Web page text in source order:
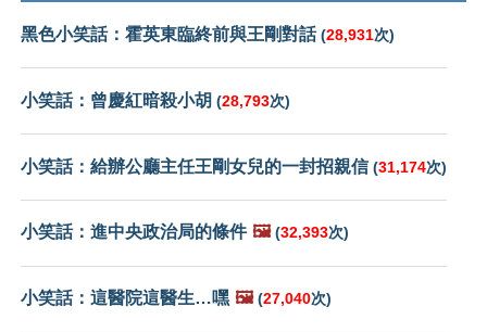
黑色小笑話：霍英東臨終前與王剛對話(28,931次)
小笑話：曾慶紅暗殺小胡 (28,793次)
小笑話：給辦公廳主任王剛女兒的一封招親信(31,174次)
小笑話：進中央政治局的條件 🖼️ (32,393次)
小笑話：這醫院這醫生…嘿 🖼️ (27,040次)